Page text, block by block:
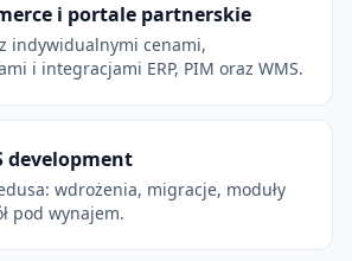
i portale partnerskie
indywidualnymi cenami,
i integracjami ERP, PIM oraz WMS.
development
wdrożenia, migracje, moduły
pod wynajem.